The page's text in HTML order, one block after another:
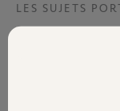
Volet
LES SUJETS
mon V500
mon
avoir la